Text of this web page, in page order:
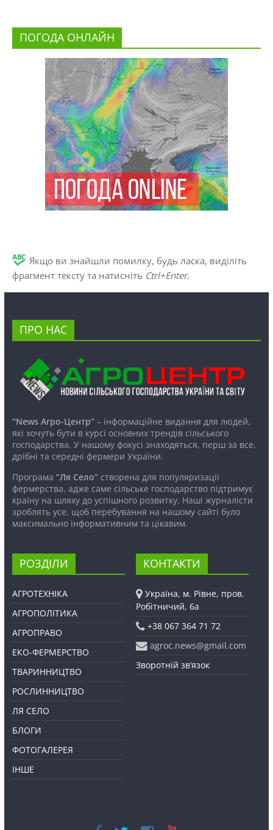
ПОГОДА ОНЛАЙН
Якщо ви знайшли помилку, будь ласка, виділіть
фрагмент тексту та натисніть Ctrl+Enter.
ПРО НАС
“News Агро-Центр”– інформаційне видання для людей,
які хочуть бути в курсі основних трендів сільського
господарства. У нашому фокусі знаходяться, перш за все,
дрібні та середні фермери України.
Програма “Ля Село”створена для популяризації
фермерства, адже саме сільське господарство підтримує
країну на шляху до успішного розвитку. Наші журналісти
зроблять усе, щоб перебування на нашому сайті було
максимально інформативним та цікавим.
РОЗДІЛИ
АГРОТЕХНІКА
АГРОПОЛІТИКА
АГРОПРАВО
ЕКО-ФЕРМЕРСТВО
ТВАРИННИЦТВО
РОСЛИННИЦТВО
ЛЯ СЕЛО
БЛОГИ
ФОТОГАЛЕРЕЯ
ІНШЕ
КОНТАКТИ
Україна, м. Рівне, пров.
Робітничий, 6а
+38 067 364 71 72
agroc.news@gmail.com
Зворотній зв’язок